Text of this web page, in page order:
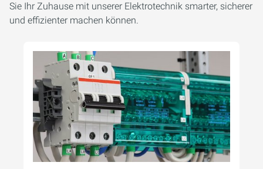
Sie Ihr Zuhause mit unserer Elektrotechnik smarter, sicherer
und effizienter machen können.